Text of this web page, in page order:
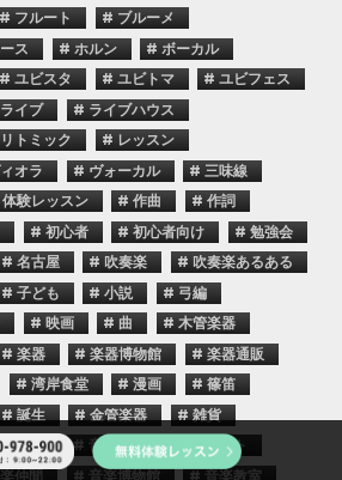
# フルート
# ブルーメ
ス # ホルン
# ボーカル
# ユビスタ # ユビトマ
# ユビフェス
イブ
# ライブハウス
トミック
# レッスン
オラ # ヴォーカル
# 三味線
験レッスン # 作曲
# 作詞
# 初心者 # 初心者向け
# 勉強会
# 名古屋 # 吹奏楽
# 吹奏楽あるある
# 子ども # 小説
# 弓編
# 映画 # 曲
# 木管楽器
# 楽器 # 楽器博物館
# 楽器通販
# 湾岸食堂 # 漫画
# 篠笛
# 誕生 # 金管楽器
# 雑貨
アノ # 音楽
# 音楽イベント
仲間 # 音楽博物館 # 音楽教室